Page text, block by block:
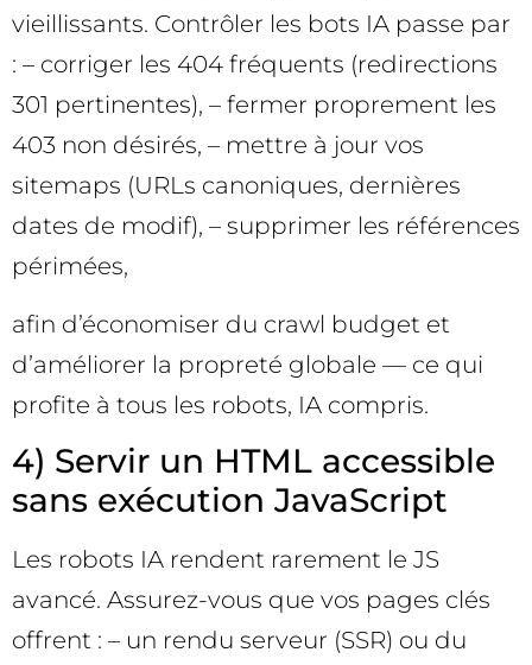
vieillissants. Contrôler les bots IA passe par
: – corriger les 404 fréquents (redirections
301 pertinentes), – fermer proprement les
403 non désirés, – mettre à jour vos
sitemaps (URLs canoniques, dernières
dates de modif), – supprimer les références
périmées,
afin d’économiser du crawl budget et
d’améliorer la propreté globale — ce qui
profite à tous les robots, IA compris.
4) Servir un HTML accessible
sans exécution JavaScript
Les robots IA rendent rarement le JS
avancé. Assurez-vous que vos pages clés
offrent : – un rendu serveur (SSR) ou du